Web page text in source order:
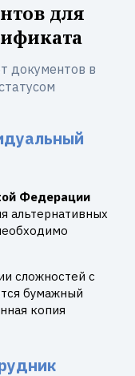
для
документов в
Федерации
альтернативных
сложностей с
бумажный
копия